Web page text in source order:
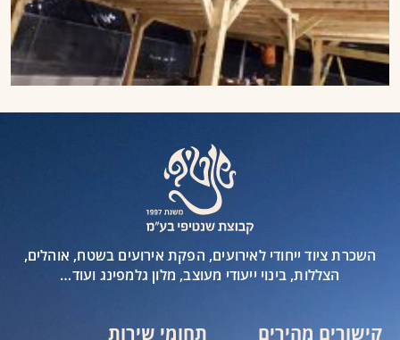
השכרת ציוד ייחודי לאירועים, הפקת אירועים בשטח, אוהלים,
הצללות, בינוי ייעודי מעוצב, מלון גלמפינג ועוד…
קישורים מהירים תחומי שירות